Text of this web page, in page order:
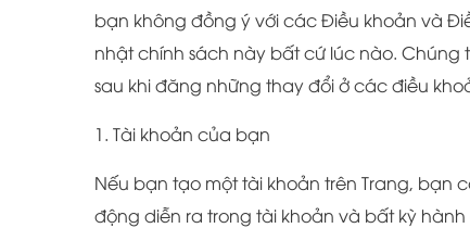
bạn không đồng ý với các Điều khoản và
nhật chính sách này bất cứ lúc nào. Chúng
sau khi đăng những thay đổi ở các điều
1. Tài khoản của bạn
Nếu bạn tạo một tài khoản trên Trang, bạn
động diễn ra trong tài khoản và bất kỳ